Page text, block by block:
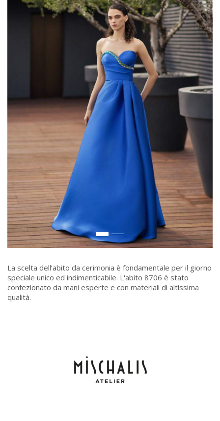
La scelta dell’abito da cerimonia è fondamentale per il giorno
speciale unico ed indimenticabile. L'abito 8706 è stato
confezionato da mani esperte e con materiali di altissima
qualità.